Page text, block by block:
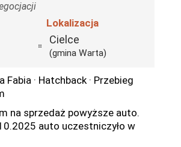
Lokalizacja
Cielce
(gmina Warta)
Fabia · Hatchback · Przebieg
na sprzedaż powyższe auto.
auto uczestniczyło w